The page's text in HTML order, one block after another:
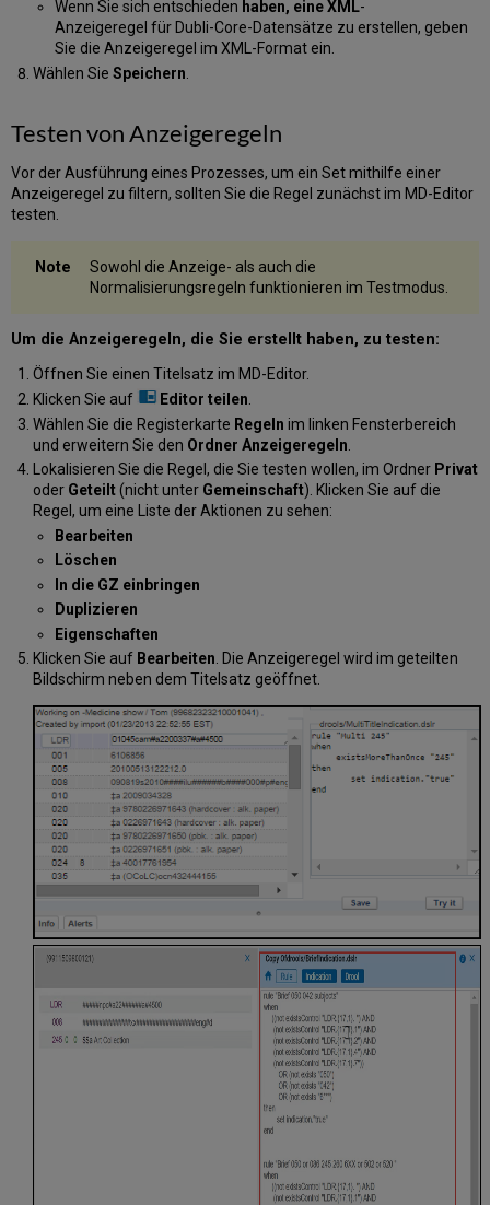
Wenn Sie sich entschieden haben, eine XML-
Anzeigeregel für Dubli-Core-Datensätze zu erstellen, geben
Sie die Anzeigeregel im XML-Format ein.
Wählen Sie Speichern
Testen von Anzeigeregeln
Vor der Ausführung eines Prozesses, um ein Set mithilfe einer
Anzeigeregel zu filtern, sollten Sie die Regel zunächst im MD-Editor
testen.
Sowohl die Anzeige- als auch die
Normalisierungsregeln funktionieren im Testmodus.
Um die Anzeigeregeln, die Sie erstellt haben, zu testen:
Öffnen Sie einen Titelsatz im MD-Editor.
Klicken Sie auf
Editor teilen
Wählen Sie die Registerkarte Regeln im linken Fensterbereich
und erweitern Sie den Ordner Anzeigeregeln
Lokalisieren Sie die Regel, die Sie testen wollen, im Ordner Privat
oder Geteilt(nicht unter Gemeinschaft). Klicken Sie auf die
Regel, um eine Liste der Aktionen zu sehen:
Bearbeiten
Löschen
In die GZ einbringen
Duplizieren
Eigenschaften
Klicken Sie auf Bearbeiten . Die Anzeigeregel wird im geteilten
Bildschirm neben dem Titelsatz geöffnet.